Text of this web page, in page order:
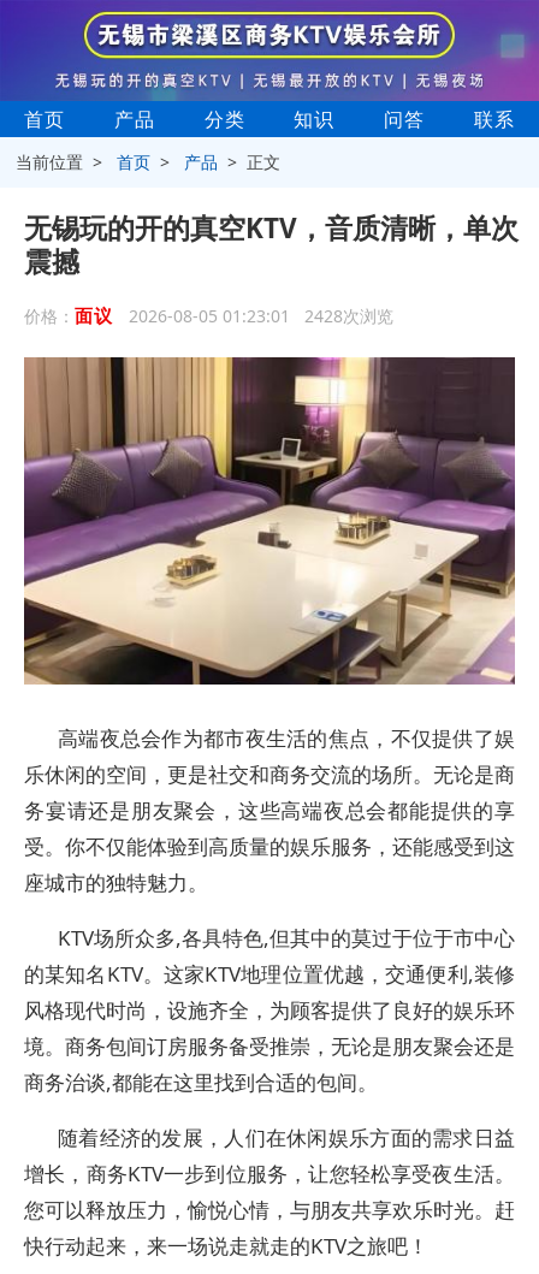
首页 产品 分类 知识 问答 联系
当前位置 >首页 > 产品 > 正文
无锡玩的开的真空KTV，音质清晰，单次
震撼
价格： 面议 2026-08-05 01:23:01 2428次浏览
高端夜总会作为都市夜生活的焦点，不仅提供了娱
乐休闲的空间，更是社交和商务交流的场所。无论是商
务宴请还是朋友聚会，这些高端夜总会都能提供的享
受。你不仅能体验到高质量的娱乐服务，还能感受到这
座城市的独特魅力。
KTV场所众多,各具特色,但其中的莫过于位于市中心
的某知名KTV。这家KTV地理位置优越，交通便利,装修
风格现代时尚，设施齐全，为顾客提供了良好的娱乐环
境。商务包间订房服务备受推崇，无论是朋友聚会还是
商务治谈,都能在这里找到合适的包间。
随着经济的发展，人们在休闲娱乐方面的需求日益
增长，商务KTV一步到位服务，让您轻松享受夜生活。
您可以释放压力，愉悦心情，与朋友共享欢乐时光。赶
快行动起来，来一场说走就走的KTV之旅吧！